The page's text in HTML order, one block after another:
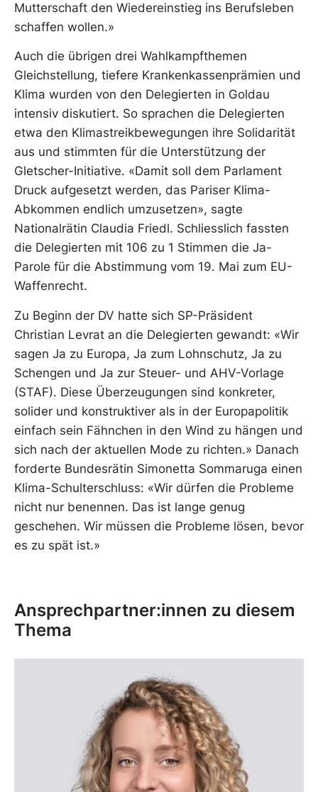
Mutterschaft den Wiedereinstieg ins Berufsleben
schaffen wollen.»
Auch die übrigen drei Wahlkampfthemen
Gleichstellung, tiefere Krankenkassenprämien und
Klima wurden von den Delegierten in Goldau
intensiv diskutiert. So sprachen die Delegierten
etwa den Klimastreikbewegungen ihre Solidarität
aus und stimmten für die Unterstützung der
Gletscher-Initiative. «Damit soll dem Parlament
Druck aufgesetzt werden, das Pariser Klima-
Abkommen endlich umzusetzen», sagte
Nationalrätin Claudia Friedl. Schliesslich fassten
die Delegierten mit 106 zu 1 Stimmen die Ja-
Parole für die Abstimmung vom 19. Mai zum EU-
Waffenrecht.
Zu Beginn der DV hatte sich SP-Präsident
Christian Levrat an die Delegierten gewandt: «Wir
sagen Ja zu Europa, Ja zum Lohnschutz, Ja zu
Schengen und Ja zur Steuer- und AHV-Vorlage
(STAF). Diese Überzeugungen sind konkreter,
solider und konstruktiver als in der Europapolitik
einfach sein Fähnchen in den Wind zu hängen und
sich nach der aktuellen Mode zu richten.» Danach
forderte Bundesrätin Simonetta Sommaruga einen
Klima-Schulterschluss: «Wir dürfen die Probleme
nicht nur benennen. Das ist lange genug
geschehen. Wir müssen die Probleme lösen, bevor
es zu spät ist.»
Ansprechpartner:innen zu diesem
Thema